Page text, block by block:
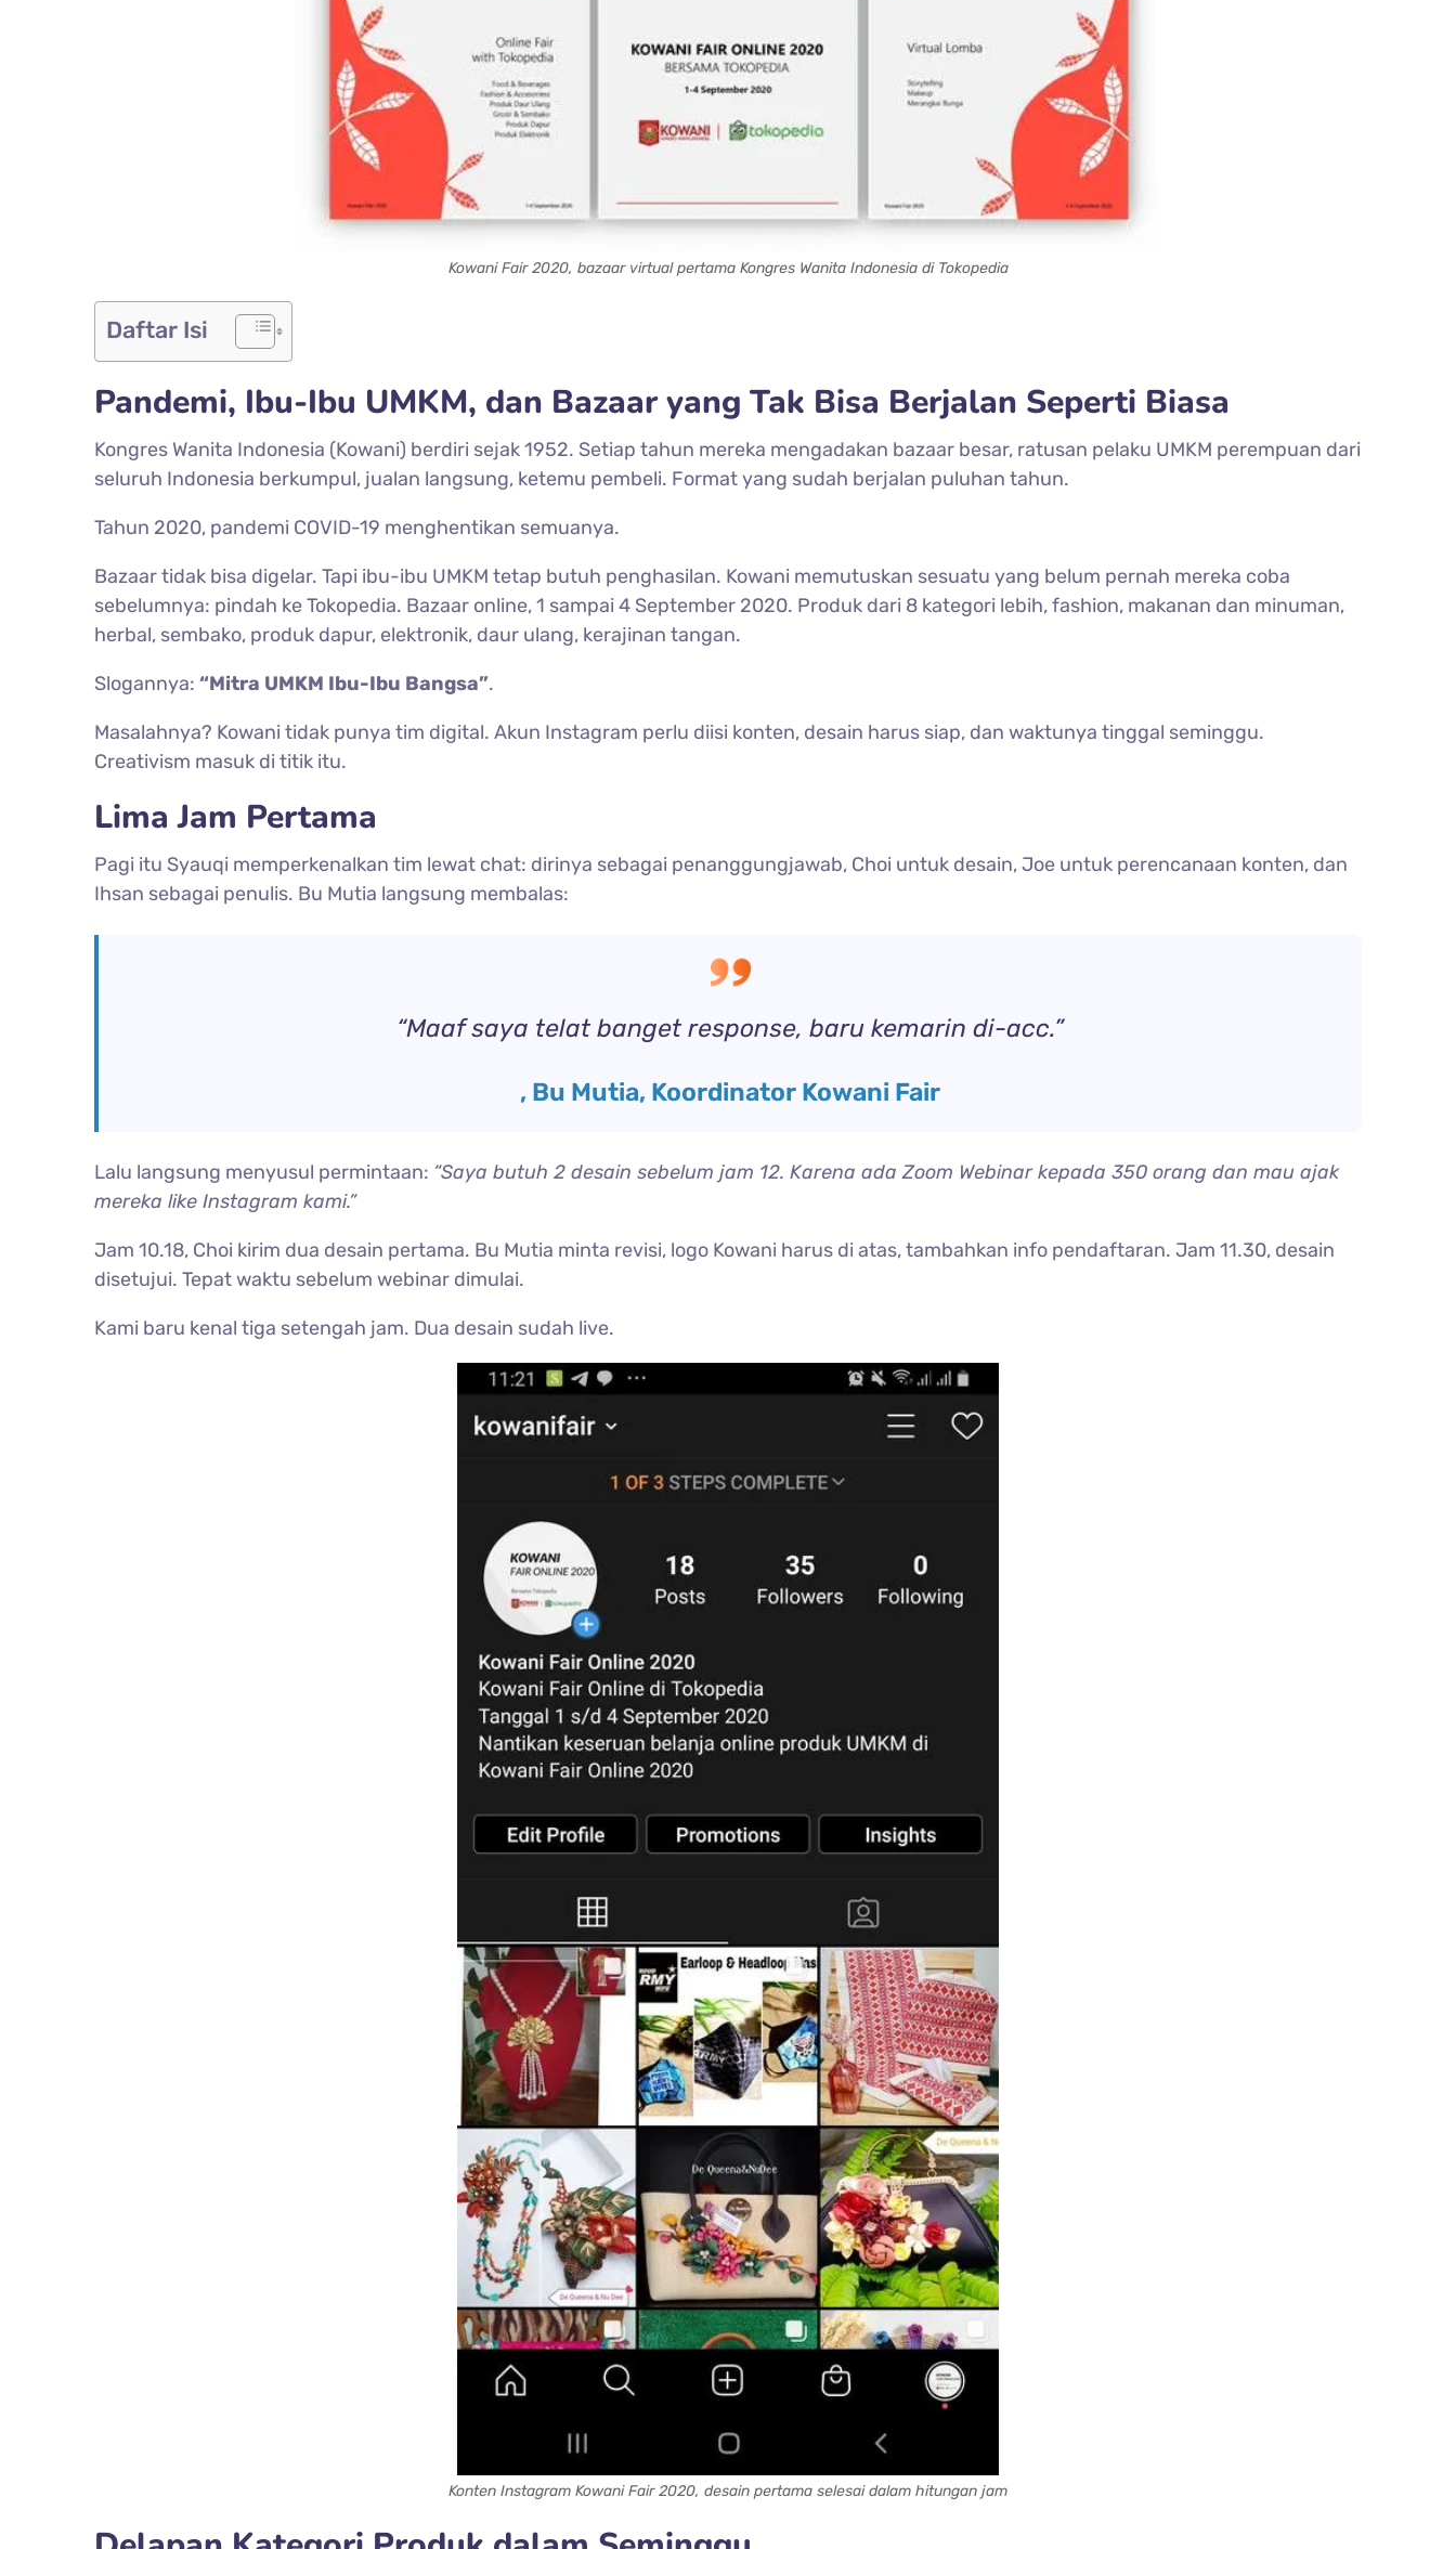
Kowani Fair 2020, bazaar virtual pertama Kongres Wanita Indonesia di Tokopedia
Daftar Isi
Pandemi, Ibu-Ibu UMKM, dan Bazaar yang Tak Bisa Berjalan Seperti Biasa
Kongres Wanita Indonesia (Kowani) berdiri sejak 1952. Setiap tahun mereka mengadakan bazaar besar, ratusan pelaku UMKM perempuan dari
seluruh Indonesia berkumpul, jualan langsung, ketemu pembeli. Format yang sudah berjalan puluhan tahun.
Tahun 2020, pandemi COVID-19 menghentikan semuanya.
Bazaar tidak bisa digelar. Tapi ibu-ibu UMKM tetap butuh penghasilan. Kowani memutuskan sesuatu yang belum pernah mereka coba
sebelumnya: pindah ke Tokopedia. Bazaar online, 1 sampai 4 September 2020. Produk dari 8 kategori lebih, fashion, makanan dan minuman,
herbal, sembako, produk dapur, elektronik, daur ulang, kerajinan tangan.
Slogannya: “Mitra UMKM Ibu-Ibu Bangsa”.
Masalahnya? Kowani tidak punya tim digital. Akun Instagram perlu diisi konten, desain harus siap, dan waktunya tinggal seminggu.
Creativism masuk di titik itu.
Lima Jam Pertama
Pagi itu Syauqi memperkenalkan tim lewat chat: dirinya sebagai penanggungjawab, Choi untuk desain, Joe untuk perencanaan konten, dan
Ihsan sebagai penulis. Bu Mutia langsung membalas:
“Maaf saya telat banget response, baru kemarin di-acc.”
, Bu Mutia, Koordinator Kowani Fair
Lalu langsung menyusul permintaan: “Saya butuh 2 desain sebelum jam 12. Karena ada Zoom Webinar kepada 350 orang dan mau ajak
mereka like Instagram kami.”
Jam 10.18, Choi kirim dua desain pertama. Bu Mutia minta revisi, logo Kowani harus di atas, tambahkan info pendaftaran. Jam 11.30, desain
disetujui. Tepat waktu sebelum webinar dimulai.
Kami baru kenal tiga setengah jam. Dua desain sudah live.
Konten Instagram Kowani Fair 2020, desain pertama selesai dalam hitungan jam